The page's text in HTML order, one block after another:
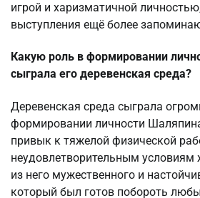
игрой и харизматичной
выступления ещё более
Какую роль в формировании
сыграла его деревенская среда?
Деревенская среда сыграла
формировании личности
привык к тяжелой физической
неудовлетворительным условиям
из него мужественного и
который был готов побороть